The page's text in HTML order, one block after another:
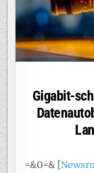
Gigabit-
=&0=& [